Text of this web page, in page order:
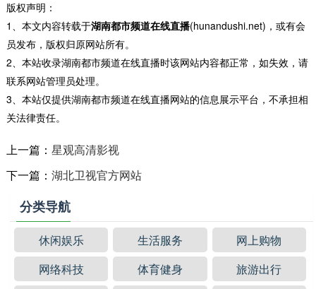
版权声明：
1、本文内容转载于湖南都市频道在线直播(hunandushi.net)，或有会
员发布，版权归原网站所有。
2、本站收录湖南都市频道在线直播时该网站内容都正常，如失效，请
联系网站管理员处理。
3、本站仅提供湖南都市频道在线直播网站的信息展示平台，不承担相
关法律责任。
上一篇： 星观高清影视
下一篇： 湖北卫视官方网站
分类导航
休闲娱乐 生活服务
网上购物
网络科技
体育健身
旅游出行